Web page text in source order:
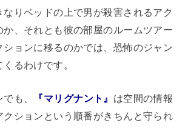
なりベッドの上で男が殺害されるアク
か、それとも彼の部屋のルームツアー
ションに移るのかでは、恐怖のジャン
るわけです。
も、 『マリグナント』 は空間の情報
クションという順番がきちんと守られ